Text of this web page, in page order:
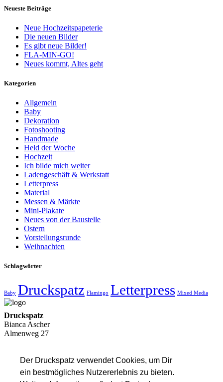
Der Druckspatz verwendet Cookies, um Dir
ein bestmögliches Nutzererlebnis zu bieten.
Neueste Beiträge
Neue Hochzeitspapeterie
Die neuen Bilder
Es gibt neue Bilder!
FLA-MIN-GO!
Neues kommt, Altes geht
Kategorien
Allgemein
Baby
Dekoration
Fotoshooting
Handmade
Held der Woche
Hochzeit
Ich bilde mich weiter
Ladengeschäft & Werkstatt
Letterpress
Material
Messen & Märkte
Mini-Plakate
Neues von der Baustelle
Ostern
Vorstellungsrunde
Weihnachten
Schlagwörter
Baby Druckspatz Flamingo Letterpress Mixed Media
Druckspatz
Bianca Ascher
Almenweg 27
Impressum & Kontakt